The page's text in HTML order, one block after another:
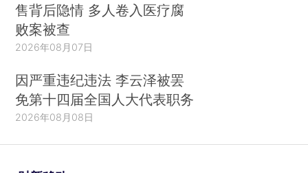
售背后隐情 多人卷入医疗腐
败案被查
2026年08月07日
因严重违纪违法 李云泽被罢
免第十四届全国人大代表职务
2026年08月08日